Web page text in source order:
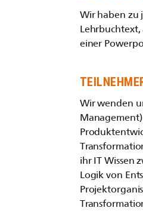
Wir haben zu
einer
Wir wenden
ihr IT Wissen
Logik von